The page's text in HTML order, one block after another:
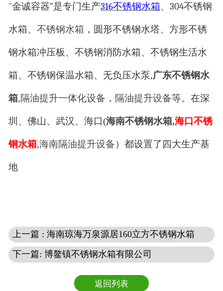
”金诚容器”是专门生产316不锈钢水箱、 304不锈钢
水箱、 不锈钢水箱 ，圆形不锈钢水塔、方形不锈
钢水箱冲压板、不锈钢消防水箱、不锈钢生活水
箱、不锈钢保温水箱、无负压水泵,广东不锈钢水
箱,隔油提升一体化设备 ， 隔油提升设备等。在深
圳、佛山、武汉、海口(海南不锈钢水箱,海口不锈
钢水箱,海南隔油提升设备）都设置了四大生产基
地
上一篇 : 海南琼海万泉源居160立方不锈钢水箱
下一篇: 博鳌镇不锈钢水箱有限公司
返回列表